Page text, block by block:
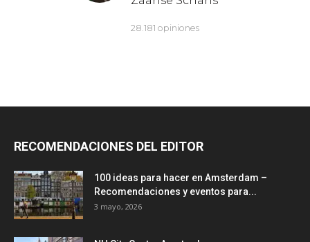
RECOMENDACIONES DEL EDITOR
100 ideas para hacer en Amsterdam –
Recomendaciones y eventos para...
3 mayo, 2026